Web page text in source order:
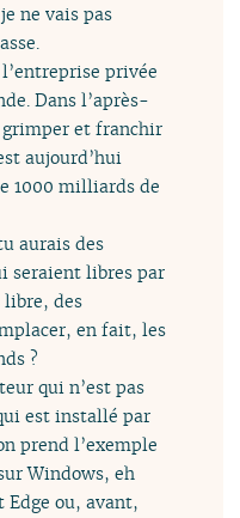
ne vais pas
l’entreprise privée
Dans l’après-
et franchir
aujourd’hui
1000 milliards de
aurais des
seraient libres par
libre, des
en fait, les
?
qui n’est pas
est installé par
prend l’exemple
Windows, eh
ou, avant,